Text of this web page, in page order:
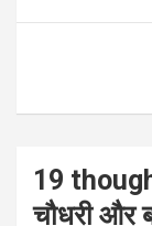
19
चौधरी और